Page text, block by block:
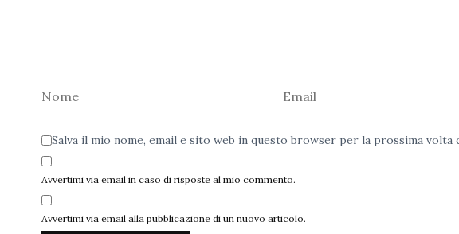
Salva il mio nome, email e sito web in questo browser per la prossima volta
Avvertimi via email in caso di risposte al mio commento.
Avvertimi via email alla pubblicazione di un nuovo articolo.